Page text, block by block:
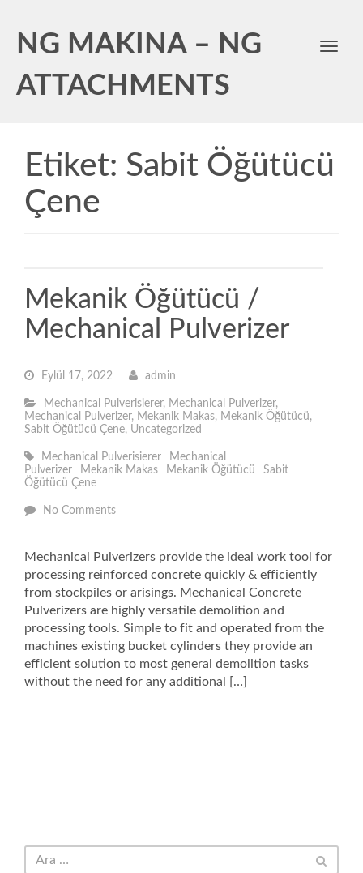
NG MAKINA – NG
ATTACHMENTS
Toggle
Etiket: Sabit Öğütücü
Çene
Mekanik Öğütücü /
Mechanical Pulverizer
Eylül 17, 2022 admin
Mechanical Pulverisierer, Mechanical Pulverizer,
Mechanical Pulverizer, Mekanik Makas, Mekanik Öğütücü,
Sabit Öğütücü Çene, Uncategorized
Mechanical Pulverisierer
Mechanical
Pulverizer
Mekanik Makas Mekanik Öğütücü
Sabit
Öğütücü Çene
No Comments
Mechanical Pulverizers provide the ideal work tool for
processing reinforced concrete quickly & efficiently
from stockpiles or arisings. Mechanical Concrete
Pulverizers are highly versatile demolition and
processing tools. Simple to fit and operated from the
machines existing bucket cylinders they provide an
efficient solution to most general demolition tasks
without the need for any additional […]